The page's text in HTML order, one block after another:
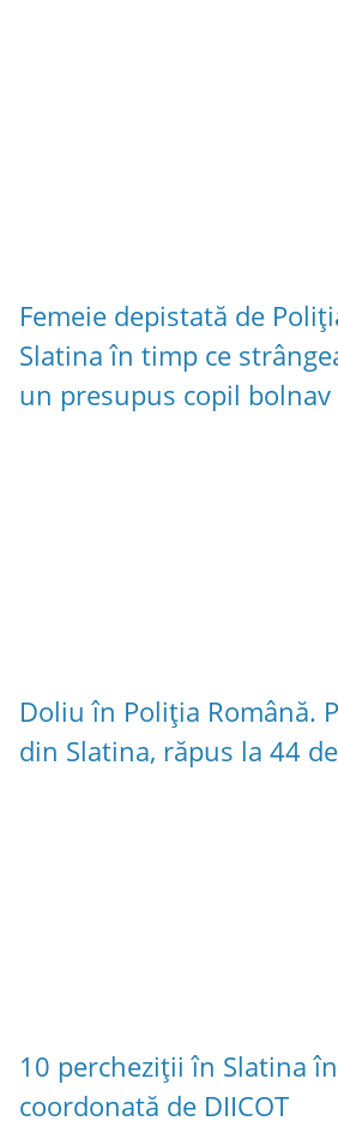
Femeie depistată de
Slatina în timp ce
un presupus copil bolnav
Doliu în Poliția Română.
din Slatina, răpus la 44
10 percheziții în Slatina
coordonată de DIICOT